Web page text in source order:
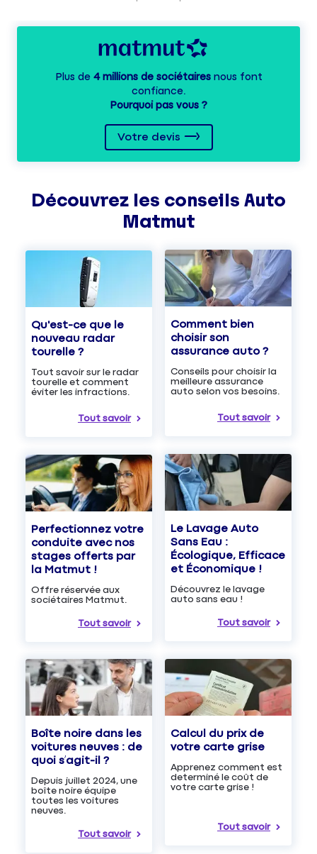
Plus de 4 millions de sociétairesnous font
confiance.
Pourquoi pas vous ?
Votre devis
Découvrez les conseils Auto
Matmut
Qu'est-ce que le
nouveau radar
tourelle ?
Tout savoir sur le radar
tourelle et comment
éviter les infractions.
Tout savoir
Comment bien
choisir son
assurance auto ?
Conseils pour choisir la
meilleure assurance
auto selon vos besoins.
Tout savoir
Perfectionnez votre
conduite avec nos
stages offerts par
la Matmut !
Offre réservée aux
sociétaires Matmut.
Tout savoir
Le Lavage Auto
Sans Eau :
Écologique, Efficace
et Économique !
Découvrez le lavage
auto sans eau !
Tout savoir
Boîte noire dans les
voitures neuves : de
quoi s’agit-il ?
Depuis juillet 2024, une
boîte noire équipe
toutes les voitures
neuves.
Tout savoir
Calcul du prix de
votre carte grise
Apprenez comment est
determiné le coût de
votre carte grise !
Tout savoir